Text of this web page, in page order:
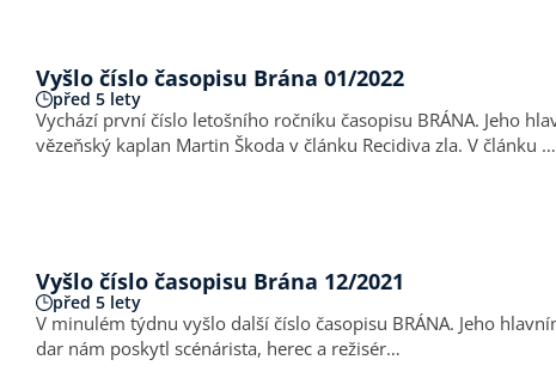
Vyšlo číslo časopisu Brána 01/2022
před 5 lety
Vychází první číslo letošního ročníku časopisu BRÁNA. Jeho hlavním tématem NÁROČNÁ SVOBODA. O svobodě z Božího pohledu píše Peter Cimala. Nezvládnutou svobodou se zabývá
vězeňský kaplan Martin Škoda v článku Recidiva zla. V článku …
Vyšlo číslo časopisu Brána 12/2021
před 5 lety
V minulém týdnu vyšlo další číslo časopisu BRÁNA. Jeho hlavním tématem DRUHÝ PŘÍCHOD se v článku Přijdu brzy zabývá Pavel Hošek a kolektiv autorů. Rozhovor nadepsaný Největší
dar nám poskytl scénárista, herec a režisér…